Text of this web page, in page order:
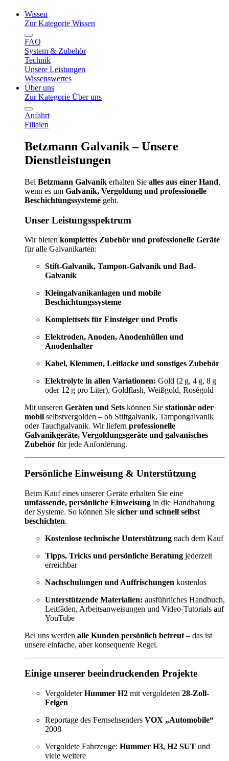
Wissen
Zur Kategorie Wissen
FAQ
System & Zubehör
Technik
Unsere Leistungen
Wissenswertes
Über uns
Zur Kategorie Über uns
Anfahrt
Filialen
Betzmann Galvanik – Unsere
Dienstleistungen
Bei Betzmann Galvanik erhalten Sie alles aus einer Hand,
wenn es um Galvanik, Vergoldung und professionelle
Beschichtungssysteme geht.
Unser Leistungsspektrum
Wir bieten komplettes Zubehör und professionelle Geräte
für alle Galvanikarten:
Stift-Galvanik, Tampon-Galvanik und Bad-
Galvanik
Kleingalvanikanlagen und mobile
Beschichtungssysteme
Komplettsets für Einsteiger und Profis
Elektroden, Anoden, Anodenhüllen und
Anodenhalter
Kabel, Klemmen, Leitlacke und sonstiges Zubehör
Elektrolyte in allen Variationen: Gold (2 g, 4 g, 8 g
oder 12 g pro Liter), Goldflash, Weißgold, Roségold
Mit unseren Geräten und Sets können Sie stationär oder
mobil selbstvergolden – ob Stiftgalvanik, Tampongalvanik
oder Tauchgalvanik. Wir liefern professionelle
Galvanikgeräte, Vergoldungsgeräte und galvanisches
Zubehör für jede Anforderung.
Persönliche Einweisung & Unterstützung
Beim Kauf eines unserer Geräte erhalten Sie eine
umfassende, persönliche Einweisung in die Handhabung
der Systeme. So können Sie sicher und schnell selbst
beschichten.
Kostenlose technische Unterstützung nach dem Kauf
Tipps, Tricks und persönliche Beratung jederzeit
erreichbar
Nachschulungen und Auffrischungen kostenlos
Unterstützende Materialien: ausführliches Handbuch,
Leitfäden, Arbeitsanweisungen und Video-Tutorials auf
YouTube
Bei uns werden alle Kunden persönlich betreut – das ist
unsere einfache, aber konsequente Regel.
Einige unserer beeindruckenden Projekte
VergoldeterHummer H2 mit vergoldeten 28-Zoll-
Felgen
Reportage des Fernsehsenders VOX „Automobile“
2008
Vergoldete Fahrzeuge: Hummer H3, H2 SUT und
viele weitere